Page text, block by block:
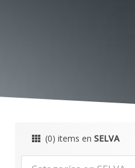
(0) items en SELVA